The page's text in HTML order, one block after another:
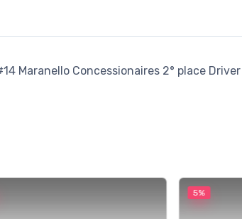
Maranello Concessionaires 2° place
5%